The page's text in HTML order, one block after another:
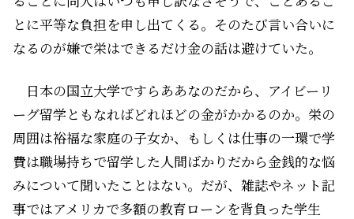
とに平等な負担を申し出てくる。そのたび言い合いに
なるのが嫌で栄はできるだけ金の話は避けていた。
日本の国立大学ですらああなのだから、アイビーリ
ーグ留学ともなればどれほどの金がかかるのか。栄の
周囲は裕福な家庭の子女か、もしくは仕事の一環で学
費は職場持ちで留学した人間ばかりだから金銭的な悩
みについて聞いたことはない。だが、雑誌やネット記
事ではアメリカで多額の教育ローンを背負った学生